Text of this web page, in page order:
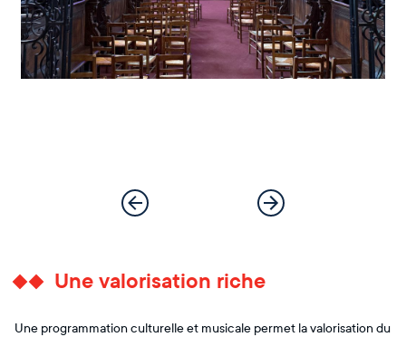
Une valorisation riche
Une programmation culturelle et musicale permet la valorisation du